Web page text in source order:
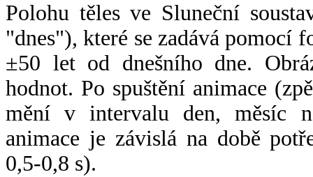
Polohu těles ve Sluneční
"dnes"), které se zadává pomocí
±50 let od dnešního dne.
hodnot. Po spuštění animace
mění v intervalu den, měsíc
animace je závislá na době
0,5-0,8 s).